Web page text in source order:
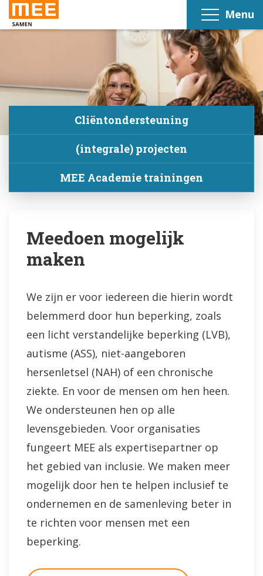
Menu
Cliëntondersteuning
(integrale) projecten
MEE Academie trainingen
Meedoen mogelijk
maken
We zijn er voor iedereen die hierin wordt
belemmerd door hun beperking, zoals
een licht verstandelijke beperking (LVB),
autisme (ASS), niet-aangeboren
hersenletsel (NAH) of een chronische
ziekte. En voor de mensen om hen heen.
We ondersteunen hen op alle
levensgebieden. Voor organisaties
fungeert MEE als expertisepartner op
het gebied van inclusie. We maken meer
mogelijk door hen te helpen inclusief te
ondernemen en de samenleving beter in
te richten voor mensen met een
beperking.